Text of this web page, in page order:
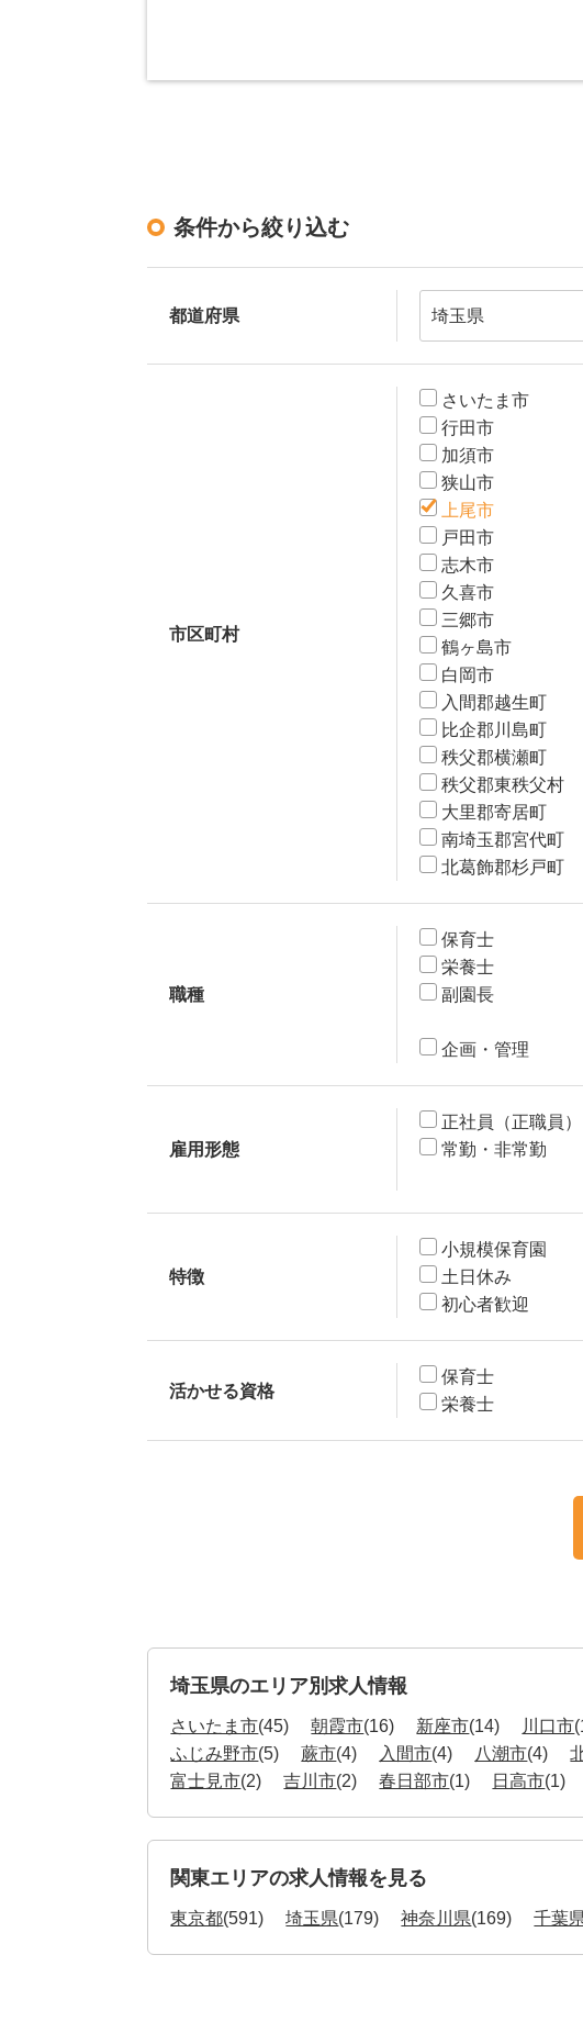
条件から絞り込む
都道府県
市区町村
さいたま市
行田市
加須市
狭山市
上尾市
戸田市
志木市
久喜市
三郷市
鶴ヶ島市
白岡市
入間郡越生町
比企郡川島町
秩父郡横瀬町
秩父郡東秩父村
大里郡寄居町
南埼玉郡宮代町
北葛飾郡杉戸町
職種
保育士
栄養士
副園長
企画・管理
雇用形態
正社員（正職員）
常勤・非常勤
特徴
小規模保育園
土日休み
初心者歓迎
活かせる資格
保育士
栄養士
埼玉県のエリア別求人情報
さいたま市(45) 朝霞市(16) 新座市(14) 川口市
ふじみ野市(5) 蕨市(4) 入間市(4) 八潮市(4)
富士見市(2) 吉川市(2) 春日部市(1) 日高市(1)
関東エリアの求人情報を見る
東京都(591) 埼玉県(179) 神奈川県(169) 千葉